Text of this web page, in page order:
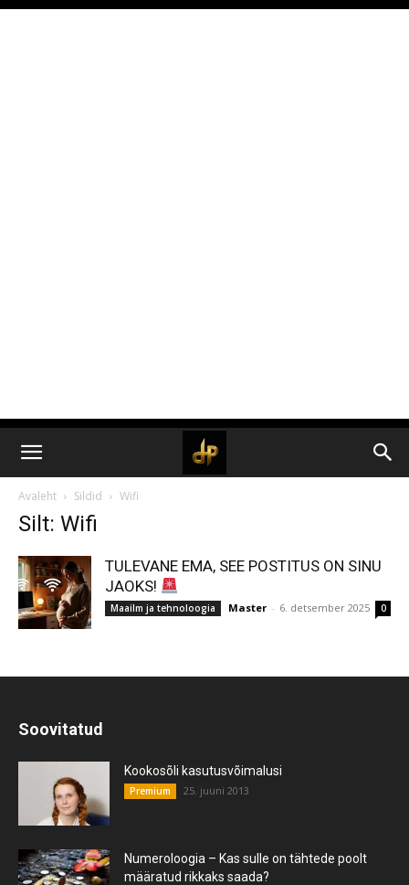
Avaleht Sildid Wifi
Silt: Wifi
TULEVANE EMA, SEE POSTITUS ON SINU
JAOKS!
Maailm ja tehnoloogia Master - 6. detsember 2025 0
Soovitatud
Kookosõli kasutusvõimalusi
Premium 25. juuni 2013
Numeroloogia – Kas sulle on tähtede poolt
määratud rikkaks saada?